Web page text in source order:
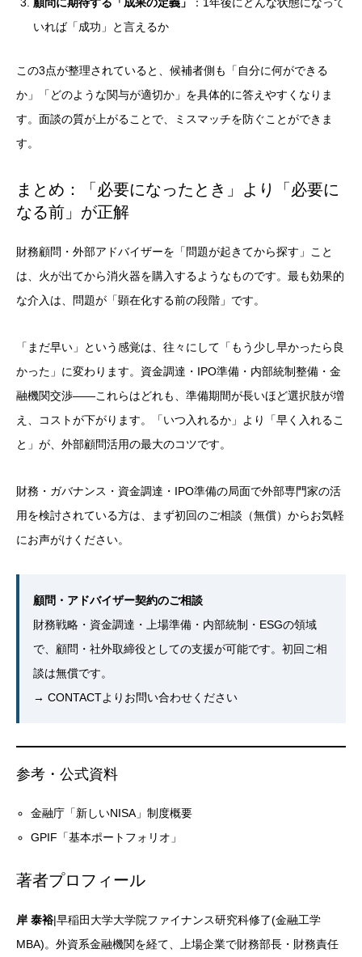
いれば「成功」と言えるか
この3点が整理されていると、候補者側も「自分に何ができる
か」「どのような関与が適切か」を具体的に答えやすくなりま
す。面談の質が上がることで、ミスマッチを防ぐことができま
す。
まとめ：「必要になったとき」より「必要に
なる前」が正解
財務顧問・外部アドバイザーを「問題が起きてから探す」こと
は、火が出てから消火器を購入するようなものです。最も効果的
な介入は、問題が「顕在化する前の段階」です。
「まだ早い」という感覚は、往々にして「もう少し早かったら良
かった」に変わります。資金調達・IPO準備・内部統制整備・金
融機関交渉——これらはどれも、準備期間が長いほど選択肢が増
え、コストが下がります。「いつ入れるか」より「早く入れるこ
と」が、外部顧問活用の最大のコツです。
財務・ガバナンス・資金調達・IPO準備の局面で外部専門家の活
用を検討されている方は、まず初回のご相談（無償）からお気軽
にお声がけください。
顧問・アドバイザー契約のご相談
財務戦略・資金調達・上場準備・内部統制・ESGの領域
で、顧問・社外取締役としての支援が可能です。初回ご相
談は無償です。
→ CONTACTよりお問い合わせください
参考・公式資料
金融庁「新しいNISA」制度概要
GPIF「基本ポートフォリオ」
著者プロフィール
岸 泰裕|早稲田大学大学院ファイナンス研究科修了(金融工学
MBA)。外資系金融機関を経て、上場企業で財務部長・財務責任